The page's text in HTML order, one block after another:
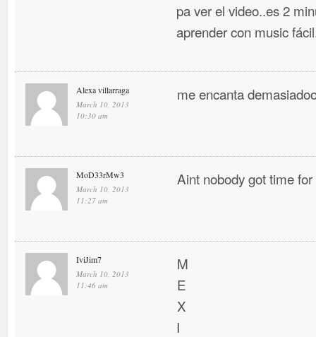
pa ver el video..es 2
aprender con music
Alexa villarraga
March 10, 2013
10:30 am
me encanta
MoD33rMw3
March 10, 2013
11:27 am
Aint nobody got time for
IviJim7
March 10, 2013
11:46 am
M
E
X
I